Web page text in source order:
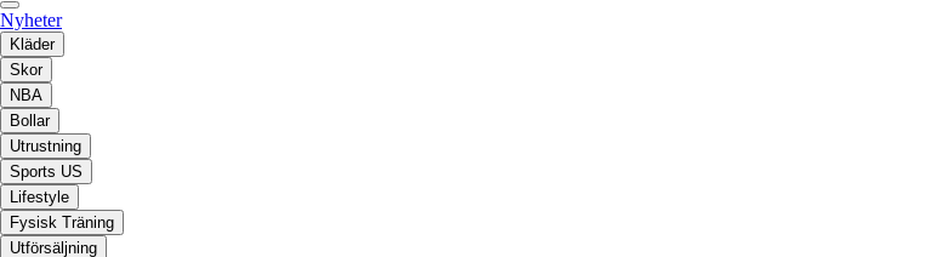
Nyheter
Kläder
Skor
NBA
Bollar
Utrustning
Sports US
Lifestyle
Fysisk Träning
Utförsäljning